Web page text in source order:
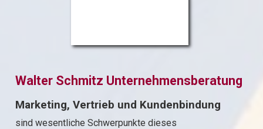
Walter Schmitz Unternehmensberatung
Marketing, Vertrieb und Kundenbindung
sind wesentliche Schwerpunkte dieses